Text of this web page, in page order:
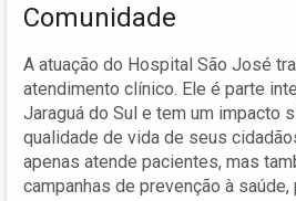
Comunidade
A atuação do Hospital São José
atendimento clínico. Ele é parte
Jaraguá do Sul e tem um impacto
qualidade de vida de seus
apenas atende pacientes, mas
campanhas de prevenção à